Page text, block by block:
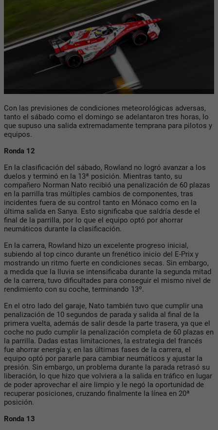
Con las previsiones de condiciones meteorológicas adversas,
tanto el sábado como el domingo se adelantaron tres horas, lo
que supuso una salida extremadamente temprana para pilotos y
equipos.
Ronda 12
En la clasificación del sábado, Rowland no logró avanzar a los
duelos y terminó en la 13ª posición. Mientras tanto, su
compañero Norman Nato recibió una penalización de 60 plazas
en la parrilla tras múltiples cambios de componentes, tras
incidentes fuera de su control tanto en Mónaco como en la
última salida en Sanya. Esto significaba que saldría desde el
final de la parrilla, por lo que el equipo optó por ahorrar
neumáticos durante la clasificación.
En la carrera, Rowland hizo un excelente progreso inicial,
subiendo al top cinco durante un frenético inicio del E-Prix y
mostrando un ritmo fuerte en condiciones secas. Sin embargo,
a medida que la lluvia se intensificaba durante la segunda mitad
de la carrera, tuvo dificultades para conseguir el mismo nivel de
rendimiento con su coche, terminando 13º.
En el otro lado del garaje, Nato también tuvo que cumplir una
penalización de 10 segundos de parada y salida al final de la
primera vuelta, además de salir desde la parte trasera, ya que el
coche no pudo cumplir la penalización completa de 60 plazas en
la parrilla. Dadas estas limitaciones, la estrategia del francés
fue ahorrar energía y, en las últimas fases de la carrera, el
equipo optó por pararle para cambiar neumáticos y ajustar la
presión. Sin embargo, un problema durante la parada retrasó su
liberación, lo que hizo que volviera a la salida en tráfico en lugar
de poder aprovechar el aire limpio y le negó la oportunidad de
recuperar posiciones, cruzando finalmente la línea en 20ª
posición.
Ronda 13